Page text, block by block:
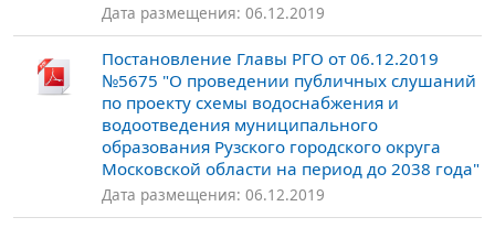
Дата размещения: 06.12.2019
Постановление Главы РГО от 06.12.2019
№5675 "О проведении публичных слушаний
по проекту схемы водоснабжения и
водоотведения муниципального
образования Рузского городского округа
Московской области на период до 2038 года"
Дата размещения: 06.12.2019